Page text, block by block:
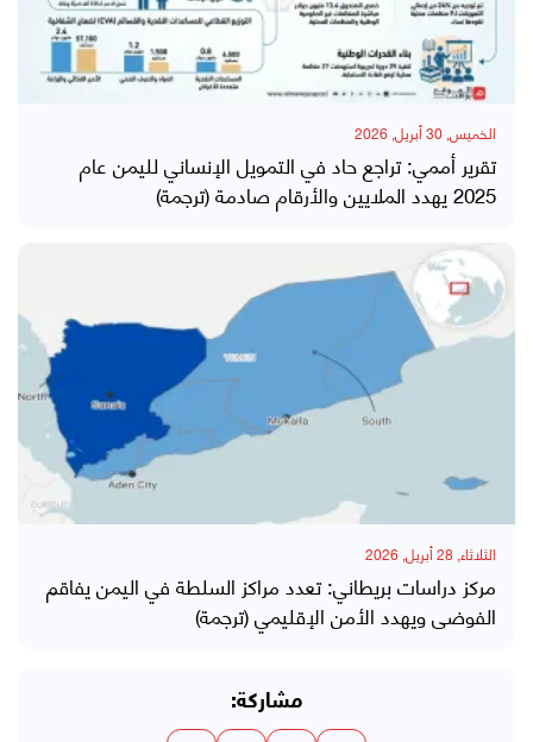
الخميس, 30 أبريل, 2026
تقرير أممي: تراجع حاد في التمويل الإنساني لليمن عام
2025 يهدد الملايين والأرقام صادمة (ترجمة)
الثلاثاء, 28 أبريل, 2026
مركز دراسات بريطاني: تعدد مراكز السلطة في اليمن يفاقم
الفوضى ويهدد الأمن الإقليمي (ترجمة)
مشاركة: